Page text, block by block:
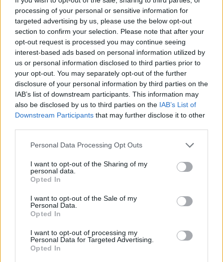
processing of your personal or sensitive information for
targeted advertising by us, please use the below opt-out
section to confirm your selection. Please note that after your
opt-out request is processed you may continue seeing
interest-based ads based on personal information utilized by
us or personal information disclosed to third parties prior to
your opt-out. You may separately opt-out of the further
disclosure of your personal information by third parties on the
IAB’s list of downstream participants. This information may
also be disclosed by us to third parties on the IAB’s List of
Downstream Participants that may further disclose it to other
Personal Data Processing Opt Outs
I want to opt-out of the Sharing of my
personal data.
Opted In
I want to opt-out of the Sale of my
Personal Data.
Opted In
I want to opt-out of processing my
Personal Data for Targeted Advertising.
Opted In